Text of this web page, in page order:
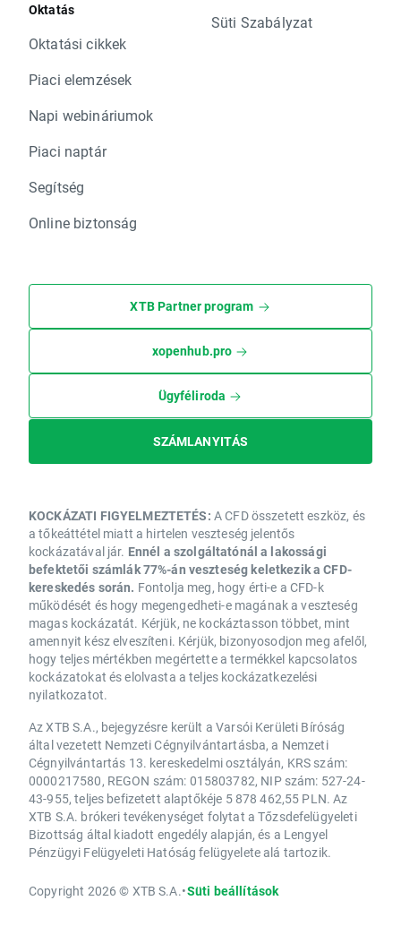
Oktatás
Oktatási cikkek
Piaci elemzések
Napi webináriumok
Piaci naptár
Segítség
Online biztonság
Süti Szabályzat
XTB Partner program
xopenhub.pro
Ügyféliroda
SZÁMLANYITÁS
KOCKÁZATI FIGYELMEZTETÉS: A CFD összetett eszköz, és
a tőkeáttétel miatt a hirtelen veszteség jelentős
kockázatával jár. Ennél a szolgáltatónál a lakossági
befektetői számlák 77%-án veszteség keletkezik a CFD-
kereskedés során. Fontolja meg, hogy érti-e a CFD-k
működését és hogy megengedheti-e magának a veszteség
magas kockázatát. Kérjük, ne kockáztasson többet, mint
amennyit kész elveszíteni. Kérjük, bizonyosodjon meg afelől,
hogy teljes mértékben megértette a termékkel kapcsolatos
kockázatokat és elolvasta a teljes kockázatkezelési
nyilatkozatot.
Az XTB S.A., bejegyzésre került a Varsói Kerületi Bíróság
által vezetett Nemzeti Cégnyilvántartásba, a Nemzeti
Cégnyilvántartás 13. kereskedelmi osztályán, KRS szám:
0000217580, REGON szám: 015803782, NIP szám: 527-24-
43-955, teljes befizetett alaptőkéje 5 878 462,55 PLN. Az
XTB S.A. brókeri tevékenységet folytat a Tőzsdefelügyeleti
Bizottság által kiadott engedély alapján, és a Lengyel
Pénzügyi Felügyeleti Hatóság felügyelete alá tartozik.
Copyright 2026 © XTB S.A.•Süti beállítások